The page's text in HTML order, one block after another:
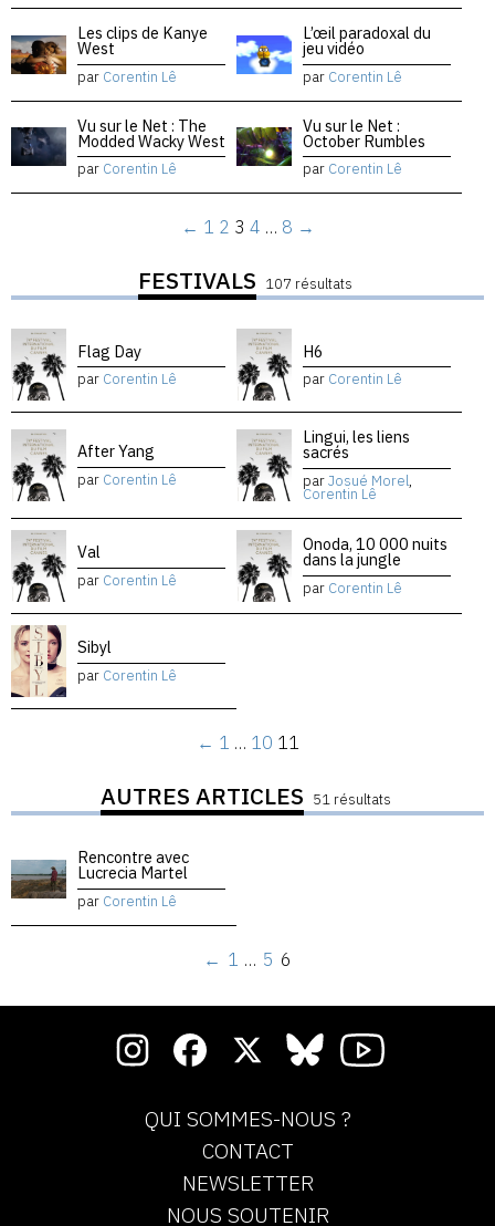
Les clips de Kanye
West
par Corentin Lê
L’œil paradoxal du
jeu vidéo
par Corentin Lê
Vu sur le Net : The
Modded Wacky West
par Corentin Lê
Vu sur le Net :
October Rumbles
par Corentin Lê
← 1 2 3 4 … 8 →
FESTIVALS 107 résultats
Flag Day
par Corentin Lê
H6
par Corentin Lê
After Yang
par Corentin Lê
Lingui, les liens
sacrés
parJosué Morel,
Corentin Lê
Val
par Corentin Lê
Onoda, 10 000 nuits
dans la jungle
par Corentin Lê
Sibyl
par Corentin Lê
← 1 … 10 11
AUTRES ARTICLES 51 résultats
Rencontre avec
Lucrecia Martel
par Corentin Lê
← 1 … 5 6
QUI SOMMES-NOUS ?
CONTACT
NEWSLETTER
NOUS SOUTENIR